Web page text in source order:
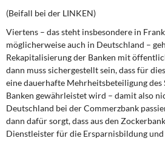
(Beifall bei der LINKEN)
Viertens – das steht insbesondere in
möglicherweise auch in Deutschland –
Rekapitalisierung der Banken mit
dann muss sichergestellt sein, dass für
eine dauerhafte Mehrheitsbeteiligung des
Banken gewährleistet wird – damit also
Deutschland bei der Commerzbank
dann dafür sorgt, dass aus den
Dienstleister für die Ersparnisbildung